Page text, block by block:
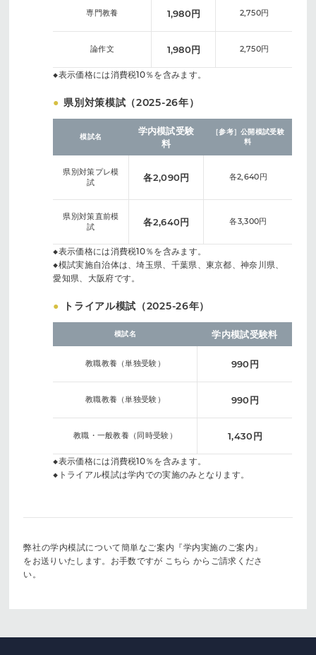
専門教養 1,980円 2,750円
論作文 1,980円 2,750円
◆表示価格には消費税10％を含みます。
● 県別対策模試（2025-26年）
模試名
学内模試受験
料
［参考］公開模試受験
料
県別対策プレ模
試
各2,090円 各2,640円
県別対策直前模
試
各2,640円 各3,300円
◆表示価格には消費税10％を含みます。
◆模試実施自治体は、埼玉県、千葉県、東京都、神奈川県、
愛知県、大阪府です。
● トライアル模試（2025-26年）
模試名 学内模試受験料
教職教養（単独受験） 990円
教職教養（単独受験） 990円
教職・一般教養（同時受験） 1,430円
◆表示価格には消費税10％を含みます。
◆トライアル模試は学内での実施のみとなります。
弊社の学内模試について簡単なご案内『学内実施のご案内』
をお送りいたします。お手数ですが こちらからご請求くださ
い。